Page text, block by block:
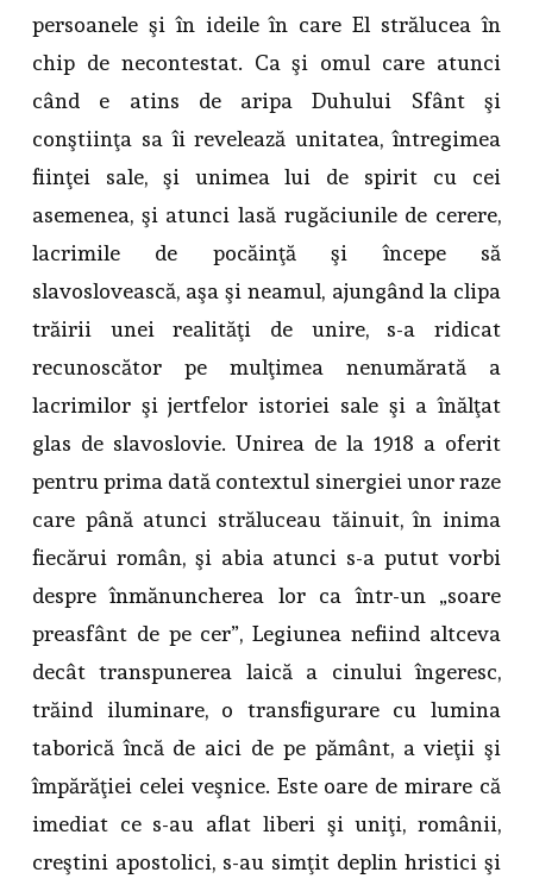
persoanele şi în ideile în care El strălucea în
chip de necontestat. Ca şi omul care atunci
când e atins de aripa Duhului Sfânt şi
conştiinţa sa îi revelează unitatea, întregimea
fiinţei sale, şi unimea lui de spirit cu cei
asemenea, şi atunci lasă rugăciunile de cerere,
lacrimile de pocăinţă şi începe să
slavoslovească, aşa şi neamul, ajungând la clipa
trăirii unei realităţi de unire, s-a ridicat
recunoscător pe mulţimea nenumărată a
lacrimilor şi jertfelor istoriei sale şi a înălţat
glas de slavoslovie. Unirea de la 1918 a oferit
pentru prima dată contextul sinergiei unor raze
care până atunci străluceau tăinuit, în inima
fiecărui român, şi abia atunci s-a putut vorbi
despre înmănuncherea lor ca într-un „soare
preasfânt de pe cer”, Legiunea nefiind altceva
decât transpunerea laică a cinului îngeresc,
trăind iluminare, o transfigurare cu lumina
taborică încă de aici de pe pământ, a vieţii şi
împărăţiei celei veşnice. Este oare de mirare că
imediat ce s-au aflat liberi şi uniţi, românii,
creştini apostolici, s-au simţit deplin hristici şi